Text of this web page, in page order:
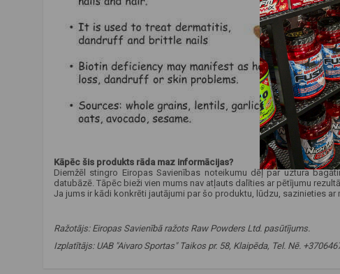
Kāpēc šis produkts rāda maz informācijas?
Diemžēl stingro Eiropas Savienības noteikumu dēļ par uztura
datubāzē. Tāpēc bieži vien mums nav atļauts dalīties ar pētījumu
Ja jums ir kādi konkrēti jautājumi par šo produktu, lūdzu, sazinieties ar
Ražotājs:Eiropas Savienībā ražots Raw Powders Ltd. pasūtījums.
Izplatītājs: UAB "Aivaro Sportas" Taikos pr. 58, Klaipēda, Tel. Nē.